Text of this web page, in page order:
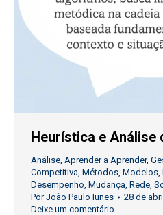
Heurística e Análise
Análise Aprender a Aprender,
Competitiva Métodos Modelos
Desempenho Mudança Rede
PorJoão Paulo Iunes
28 de
Deixe um comentário